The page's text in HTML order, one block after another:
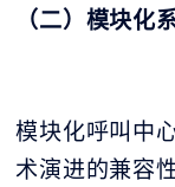
（二）模块化
模块化呼叫中
术演进的兼容